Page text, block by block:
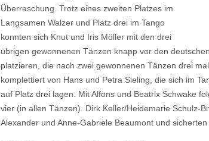
Überraschung. Trotz eines zweiten Platzes im
Langsamen Walzer und Platz drei im Tango
konnten sich Knut und Iris Möller mit den drei
übrigen gewonnenen Tänzen knapp vor den
platzieren, die nach zwei gewonnenen Tänzen drei
komplettiert von Hans und Petra Sieling, die sich im
auf Platz drei lagen. Mit Alfons und Beatrix Schwake
vier (in allen Tänzen). Dirk Keller/Heidemarie Schulz-
Alexander und Anne-Gabriele Beaumont und